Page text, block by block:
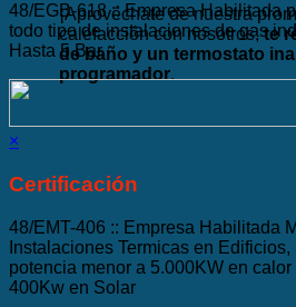
¡Aprovéchate de nuestra
calefacción con nosotros,te
de baño y un termostato
programador.
48/EGB-618 :: Empresa Habilitada
todo tipo de instalaciones de gas
Hasta 5 Bar.
×
Certificación
48/EMT-406 :: Empresa Habilitada
Instalaciones Termicas en
potencia menor a 5.000KW en
400Kw en Solar